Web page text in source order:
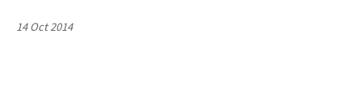
14 Oct 2014